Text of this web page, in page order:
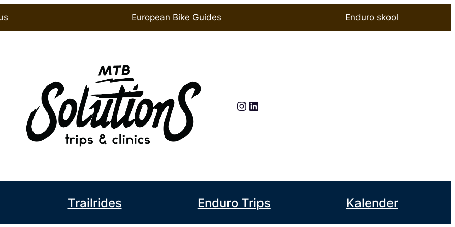
European Bike Guides Enduro skool
Instagram
LinkedIn
Trailrides Enduro Trips Kalender